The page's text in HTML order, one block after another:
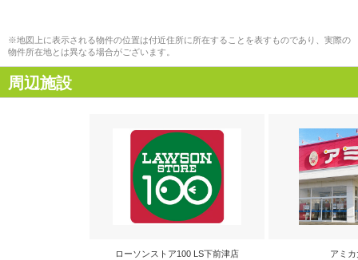
※地図上に表示される物件の位置は付近住所に所在することを表すものであり、実際の
物件所在地とは異なる場合がございます。
周辺施設
ローソンストア100 LS下前津店 アミ